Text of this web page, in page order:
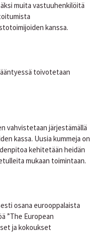
muita vastuuhenkilöitä
kanssa.
toivotetaan
vahvistetaan järjestämällä
kassa. Uusia kummeja on
kehitetään heidän
mukaan toimintaan.
osana eurooppalaista
”The European
ja kokoukset